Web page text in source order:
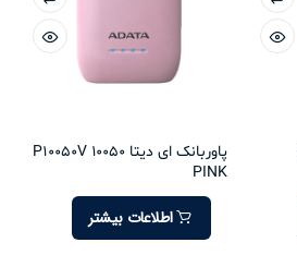
پاوربانک ای دیتا P10050V 10050
PINK
اطلاعات بیشتر